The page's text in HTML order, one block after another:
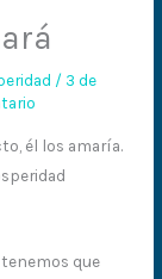
/ 3 de
él los amaría.
que